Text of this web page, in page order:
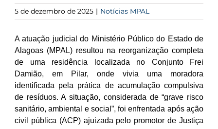
5 de dezembro de 2025 | Notícias MPAL
A atuação judicial do Ministério Público do Estado de
Alagoas (MPAL) resultou na reorganização completa
de uma residência localizada no Conjunto Frei
Damião, em Pilar, onde vivia uma moradora
identificada pela prática de acumulação compulsiva
de resíduos. A situação, considerada de “grave risco
sanitário, ambiental e social”, foi enfrentada após ação
civil pública (ACP) ajuizada pelo promotor de Justiça